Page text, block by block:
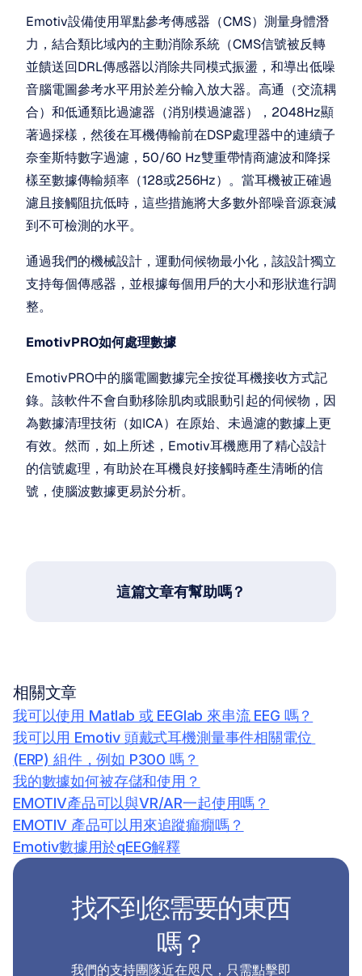
Emotiv設備使用單點參考傳感器（CMS）測量身體潛
力，結合類比域內的主動消除系統（CMS信號被反轉
並饋送回DRL傳感器以消除共同模式振盪，和導出低噪
音腦電圖參考水平用於差分輸入放大器。高通（交流耦
合）和低通類比過濾器（消別模過濾器），2048Hz顯
著過採樣，然後在耳機傳輸前在DSP處理器中的連續子
奈奎斯特數字過濾，50/60 Hz雙重帶情商濾波和降採
樣至數據傳輸頻率（128或256Hz）。當耳機被正確過
濾且接觸阻抗低時，這些措施將大多數外部噪音源衰減
到不可檢測的水平。
通過我們的機械設計，運動伺候物最小化，該設計獨立
支持每個傳感器，並根據每個用戶的大小和形狀進行調
整。
EmotivPRO如何處理數據
EmotivPRO中的腦電圖數據完全按從耳機接收方式記
錄。該軟件不會自動移除肌肉或眼動引起的伺候物，因
為數據清理技術（如ICA）在原始、未過濾的數據上更
有效。然而，如上所述，Emotiv耳機應用了精心設計
的信號處理，有助於在耳機良好接觸時產生清晰的信
號，使腦波數據更易於分析。
這篇文章有幫助嗎？
相關文章
我可以使用 Matlab 或 EEGlab 來串流 EEG 嗎？
我可以用 Emotiv 頭戴式耳機測量事件相關電位
(ERP) 組件，例如 P300 嗎？
我的數據如何被存儲和使用？
EMOTIV產品可以與VR/AR一起使用嗎？
EMOTIV 產品可以用來追蹤癲癇嗎？
Emotiv數據用於qEEG解釋
找不到您需要的東西
嗎？
我們的支持團隊近在咫尺，只需點擊即